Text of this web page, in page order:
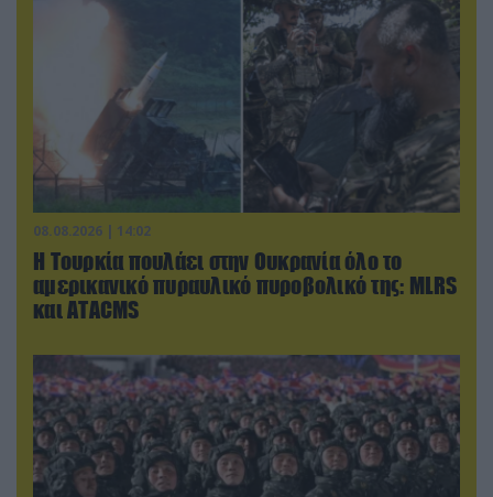
08.08.2026 | 14:02
Η Τουρκία πουλάει στην Ουκρανία όλο το
αμερικανικό πυραυλικό πυροβολικό της: MLRS
και ΑΤΑCMS